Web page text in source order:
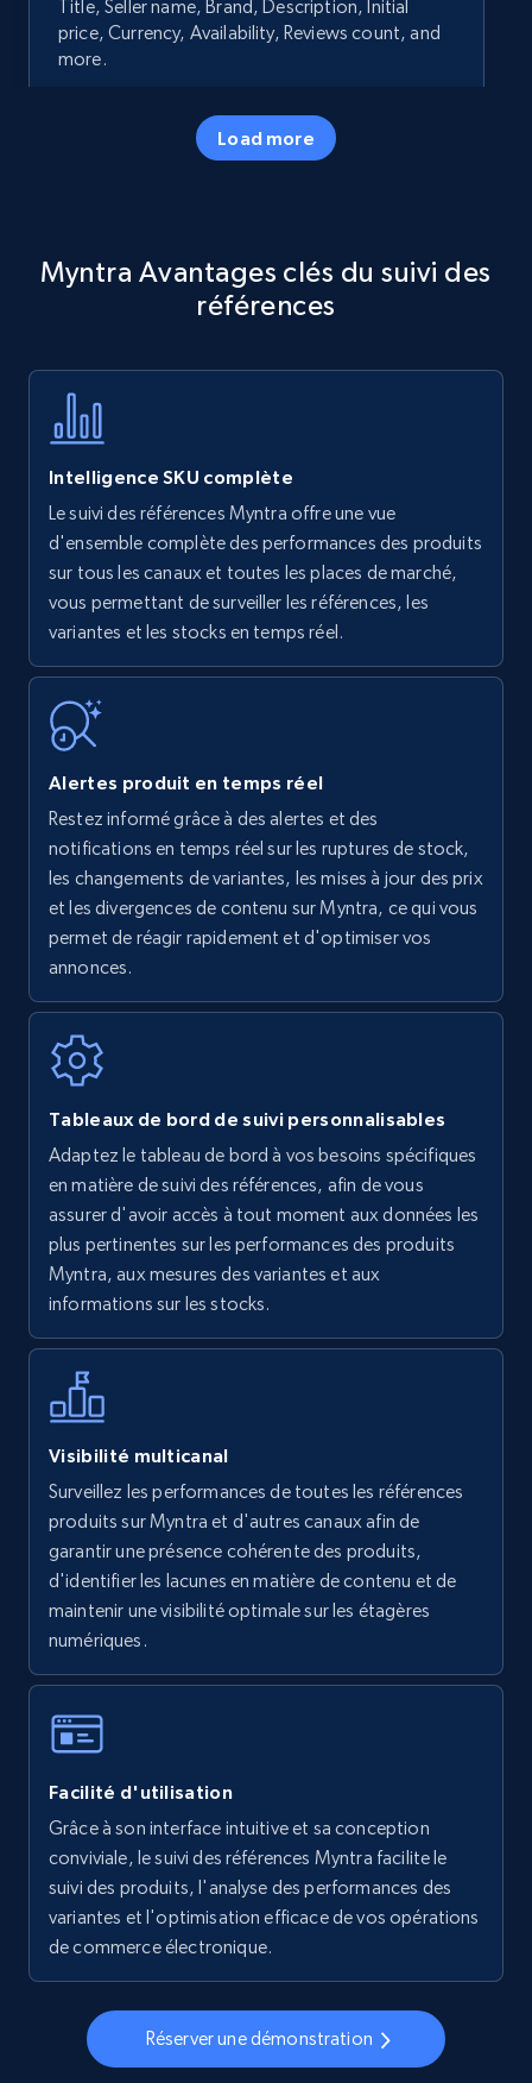
Title, Seller name, Brand, Description, Initial
price, Currency, Availability, Reviews count, and
more.
5.7K+ Commencer
specific keywords
Title, Seller name, Brand, Description, Initial
Amazon products - find products by using
upc numbers
Title, Seller name, Brand, Description, Initial
price, Currency, Availability, Reviews count, and
35.3K+
Amazon Reviews
URL, Product name, Product rating, Product
rating object, Product rating max, Rating,
Author name, Asin, and more.
Walmart - products
URL, Final price, Sku, Currency, Gtin,
Specifications, Image urls, Top reviews, and
more.
877+
Walmart - products - Find new products by
using specific category URL
URL, Final price, Sku, Currency, Gtin,
more.
5.6K+ 877+ Commencer
Walmart - products - Collects products by
URL, Final price, Sku, Currency, Gtin,
more.
5.6K+ 877+ Commencer
Walmart - products - Discover products by
using sku numbers
URL, Final price, Sku, Currency, Gtin,
Specifications, Image urls, Top reviews, and
Load more
Myntra Avantages clés du suivi des
références
Intelligence SKU complète
Le suivi des références Myntra offre une vue
d'ensemble complète des performances des produits
sur tous les canaux et toutes les places de marché,
vous permettant de surveiller les références, les
variantes et les stocks en temps réel.
Alertes produit en temps réel
Restez informé grâce à des alertes et des
notifications en temps réel sur les ruptures de stock,
les changements de variantes, les mises à jour des prix
et les divergences de contenu sur Myntra, ce qui vous
permet de réagir rapidement et d'optimiser vos
annonces.
Tableaux de bord de suivi personnalisables
Adaptez le tableau de bord à vos besoins spécifiques
en matière de suivi des références, afin de vous
assurer d'avoir accès à tout moment aux données les
plus pertinentes sur les performances des produits
Myntra, aux mesures des variantes et aux
informations sur les stocks.
Visibilité multicanal
Surveillez les performances de toutes les références
produits sur Myntra et d'autres canaux afin de
garantir une présence cohérente des produits,
d'identifier les lacunes en matière de contenu et de
maintenir une visibilité optimale sur les étagères
numériques.
Facilité d'utilisation
Grâce à son interface intuitive et sa conception
conviviale, le suivi des références Myntra facilite le
suivi des produits, l'analyse des performances des
variantes et l'optimisation efficace de vos opérations
de commerce électronique.
Réserver une démonstration